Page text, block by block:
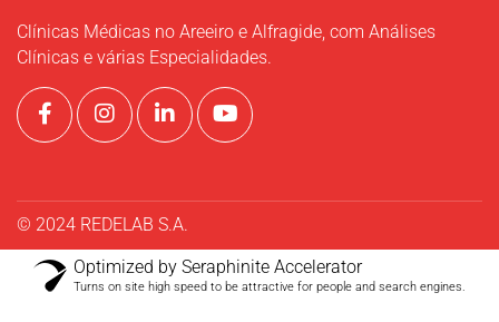
Clínicas Médicas no Areeiro e Alfragide, com Análises
Clínicas e várias Especialidades.
© 2024 REDELAB S.A.
Optimized by Seraphinite Accelerator
Turns on site high speed to be attractive for people and search engines.